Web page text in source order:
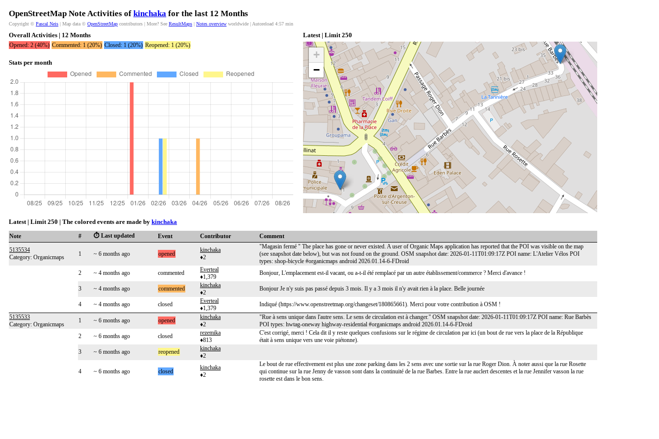
OpenStreetMap Note Activities of kinchaka for the last 12 Months
Copyright © Pascal Neis | Map data © OpenStreetMap contributors | More? See ResultMaps | Notes overview worldwide | Autoreload 4:57 min
Overall Activities | 12 Months
Opened: 2 (40%) Commented: 1 (20%) Closed: 1 (20%) Reopened: 1 (20%)
Stats per month
Latest | Limit 250
+
−
Latest | Limit 250 | The colored events are made by kinchaka
Note # ⏱️ Last updated Event Contributor
Comment
5135534
Category: Organicmaps
1 ~ 6 months ago opened
kinchaka
♦2
"Magasin fermé " The place has gone or never existed. A user of Organic Maps application has reported that the POI was visible on the map
(see snapshot date below), but was not found on the ground. OSM snapshot date: 2026-01-11T01:09:17Z POI name: L'Atelier Vélos POI
types: shop-bicycle #organicmaps android 2026.01.14-6-FDroid
2
~ 4 months ago commented
Everteal
♦1,379
Bonjour, L'emplacement est-il vacant, ou a-t-il été remplacé par un autre établissement/commerce ? Merci d'avance !
3 ~ 4 months ago commented
kinchaka
♦2
Bonjour Je n'y suis pas passé depuis 3 mois. Il y a 3 mois il n'y avait rien à la place. Belle journée
4 ~ 4 months ago closed
Everteal
♦1,379
Indiqué (https://www.openstreetmap.org/changeset/180865661). Merci pour votre contribution à OSM !
5135533
Category: Organicmaps
1 ~ 6 months ago opened
kinchaka
♦2
"Rue à sens unique dans l'autre sens. Le sens de circulation est à changer." OSM snapshot date: 2026-01-11T01:09:17Z POI name: Rue Barbès
POI types: hwtag-oneway highway-residential #organicmaps android 2026.01.14-6-FDroid
2
~ 6 months ago closed
rezemika
♦813
C'est corrigé, merci ! Cela dit il y reste quelques confusions sur le régime de circulation par ici (un bout de rue vers la place de la République
était à sens unique vers une voie piétonne).
3
~ 6 months ago reopened
kinchaka
♦2
4 ~ 6 months ago closed
kinchaka
♦2
Le bout de rue effectivement est plus une zone parking dans les 2 sens avec une sortie sur la rue Roger Dion. À noter aussi que la rue Rosette
qui continue sur la rue Jenny de vasson sont dans la continuité de la rue Barbes. Entre la rue auclert descentes et la rue Jennifer vasson la rue
rosette est dans le bon sens.